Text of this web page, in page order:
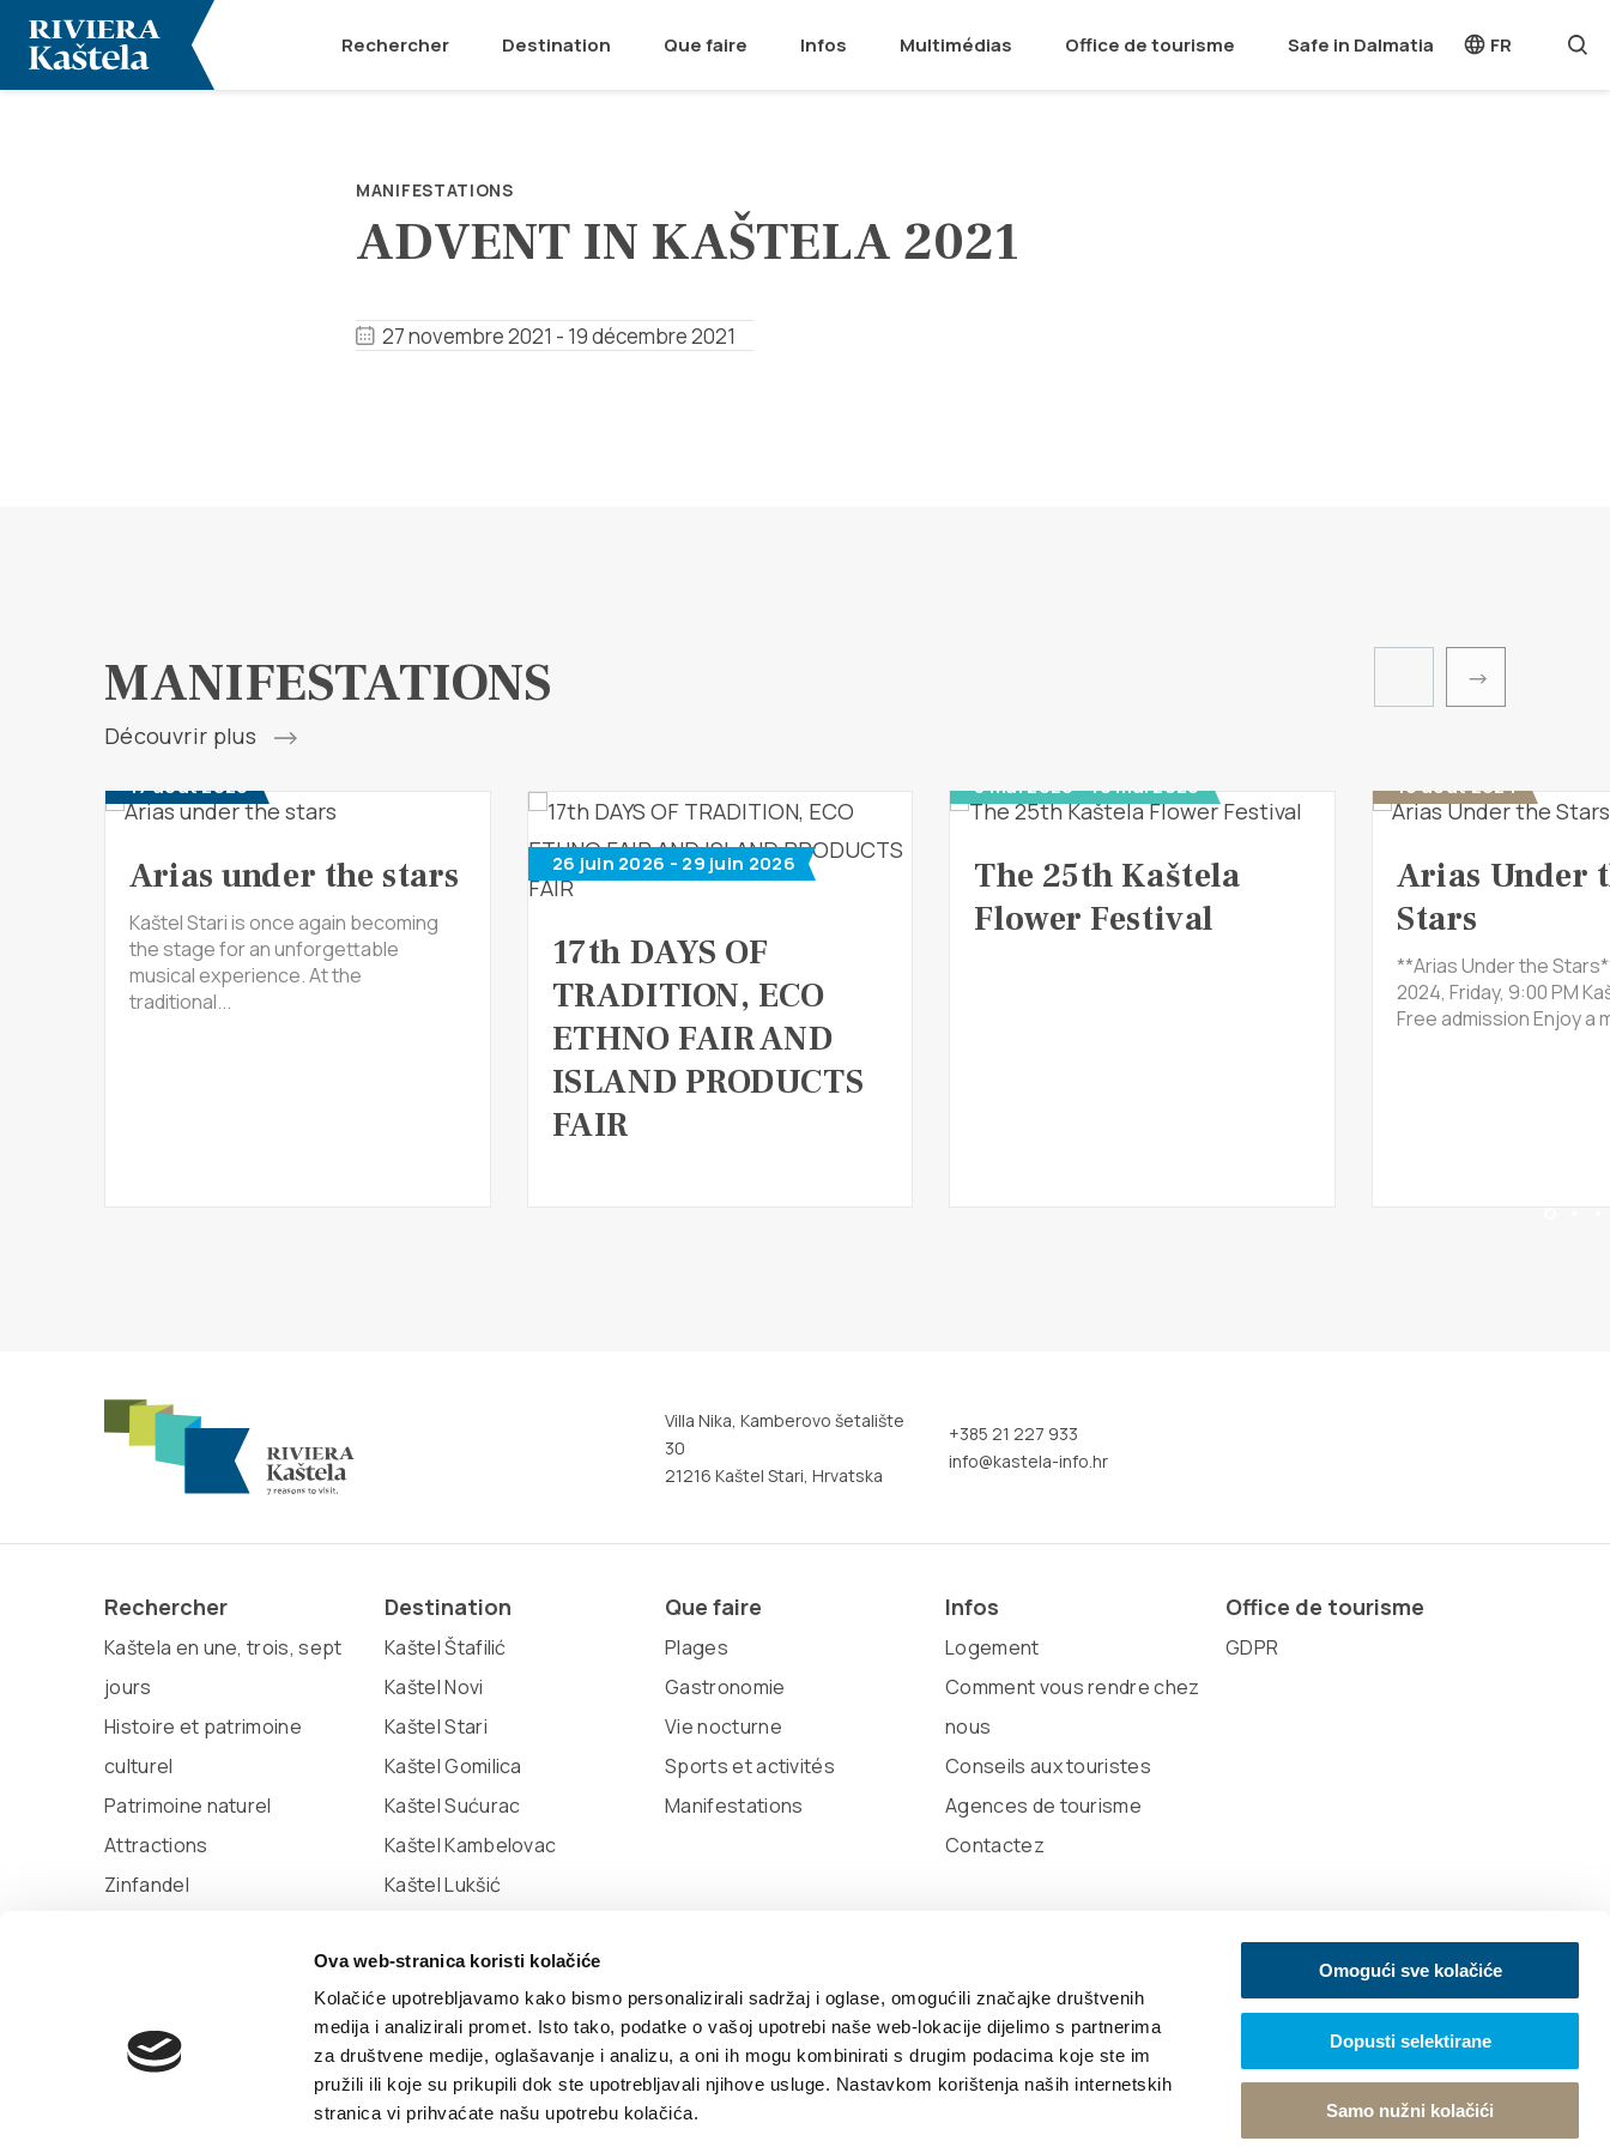
Ova web-stranica koristi kolačiće
Kolačiće upotrebljavamo kako bismo personalizirali sadržaj i oglase, omogućili značajke društvenih
medija i analizirali promet. Isto tako, podatke o vašoj upotrebi naše web-lokacije dijelimo s partnerima
za društvene medije, oglašavanje i analizu, a oni ih mogu kombinirati s drugim podacima koje ste im
pružili ili koje su prikupili dok ste upotrebljavali njihove usluge. Nastavkom korištenja naših internetskih
stranica vi prihvaćate našu upotrebu kolačića.
Omogući sve kolačiće
Dopusti selektirane
Samo nužni kolačići
Rechercher Destination Que faire Infos Multimédias Office de tourisme Safe in Dalmatia FR
MANIFESTATIONS
ADVENT IN KAŠTELA 2021
27 novembre 2021 - 19 décembre 2021
MANIFESTATIONS
Découvrir plus
17 août 2026
Arias under the stars
Kaštel Stari is once again becoming
the stage for an unforgettable
musical experience. At the
traditional...
26 juin 2026 - 29 juin 2026
17th DAYS OF
TRADITION, ECO
ETHNO FAIR AND
ISLAND PRODUCTS
FAIR
8 mai 2026 - 10 mai 2026
The 25th Kaštela
Flower Festival
16 août 2024
Arias Under
Stars
**Arias Under the
2024, Friday, 9:00 PM
Free admission Enjoy a
Villa Nika, Kamberovo šetalište
30
21216 Kaštel Stari, Hrvatska
+385 21 227 933
info@kastela-info.hr
Rechercher
Kaštela en une, trois, sept
jours
Histoire et patrimoine
culturel
Patrimoine naturel
Attractions
Zinfandel
Destination
Kaštel Štafilić
Kaštel Novi
Kaštel Stari
Kaštel Gomilica
Kaštel Sućurac
Kaštel Kambelovac
Kaštel Lukšić
Que faire
Plages
Gastronomie
Vie nocturne
Sports et activités
Manifestations
Infos
Logement
Comment vous rendre chez
nous
Conseils aux touristes
Agences de tourisme
Contactez
Office de tourisme
GDPR
© TZ Kastela 2022 Politique relative aux cookies Developed by: Nove vibracije Design by: Signed Design